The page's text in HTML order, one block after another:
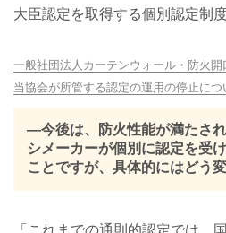
大臣認定を取得する個別認定制
一般社団法人カーテンウォール・防火
当協会が所管する認定の運用の停止につ
―今後は、防火性能が満たさ
シメーカーが個別に認定を受
ことですが、具体的にはどう
「これまでの通則的認定では、